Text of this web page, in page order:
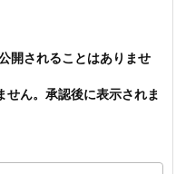
開されることはありませ
ん。承認後に表示されま